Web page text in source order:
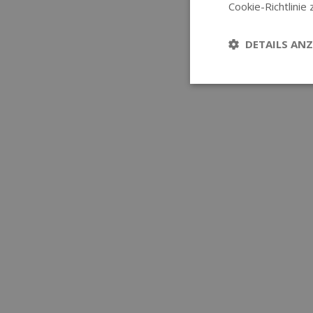
Cookie-Richtlinie
DETAILS